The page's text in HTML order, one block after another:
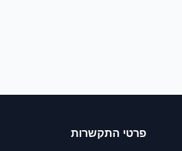
פרטי התקשרות